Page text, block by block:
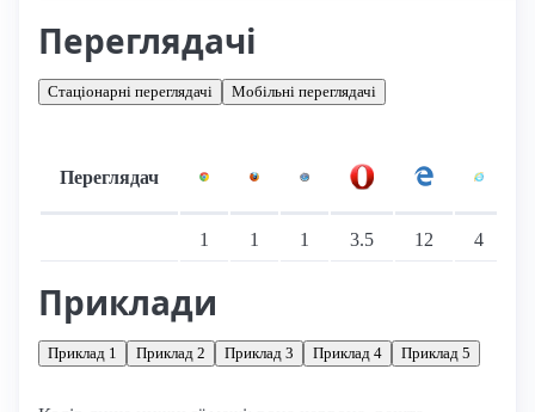
Переглядачі
Стаціонарні переглядачі Мобільні переглядачі
Переглядач
1 1 1 3.5 12 4
Приклади
Приклад 1 Приклад 2 Приклад 3 Приклад 4 Приклад 5